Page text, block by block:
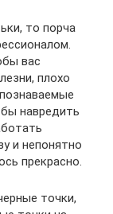
то порча
вас
плохо
навредить
и непонятно
прекрасно.
точки,